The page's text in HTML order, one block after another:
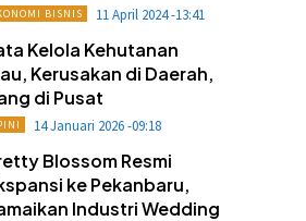
BISNIS 11 April 2024 -13:41
Kelola Kehutanan
Kerusakan di Daerah,
di Pusat
14 Januari 2026 -09:18
Blossom Resmi
ke Pekanbaru,
Industri Wedding